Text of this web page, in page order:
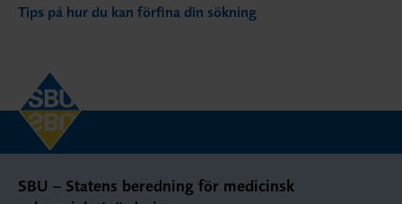
Tips på hur du kan förfina din sökning
SBU – Statens beredning för medicinsk